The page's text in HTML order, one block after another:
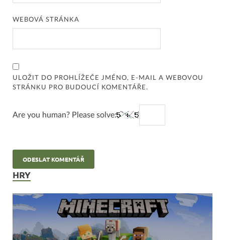
WEBOVÁ STRÁNKA
ULOŽIT DO PROHLÍŽEČE JMÉNO, E-MAIL A WEBOVOU
STRÁNKU PRO BUDOUCÍ KOMENTÁŘE.
Are you human? Please solve:
HRY